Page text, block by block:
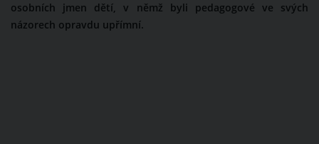
osobních jmen dětí, v němž byli pedagogové ve svých
názorech opravdu upřímní.